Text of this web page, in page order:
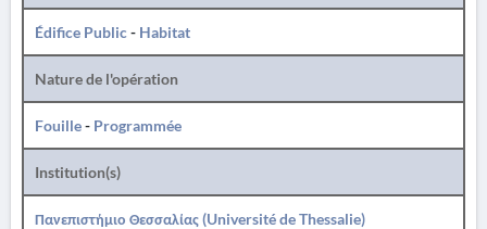
Édifice Public- Habitat
Nature de l'opération
Fouille- Programmée
Institution(s)
Πανεπιστήμιο Θεσσαλίας (Université de Thessalie)